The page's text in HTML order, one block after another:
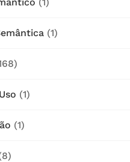
(1)
(1)
(1)